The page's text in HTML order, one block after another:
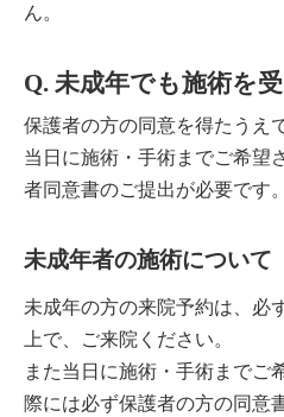
ん。
Q. 未成年でも施術を
保護者の方の同意を得たうえ
当日に施術・手術までご希望
者同意書のご提出が必要です。
未成年者の施術について
未成年の方の来院予約は、必
上で、ご来院ください。
また当日に施術・手術までご
際には必ず保護者の方の同意